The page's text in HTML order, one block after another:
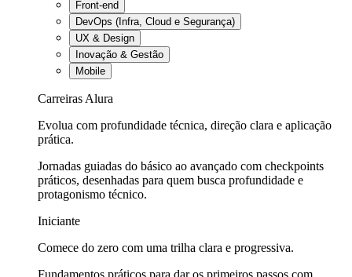
Front-end
DevOps (Infra, Cloud e Segurança)
UX & Design
Inovação & Gestão
Mobile
Carreiras Alura
Evolua com profundidade técnica, direção clara e aplicação
prática.
Jornadas guiadas do básico ao avançado com checkpoints
práticos, desenhadas para quem busca profundidade e
protagonismo técnico.
Iniciante
Comece do zero com uma trilha clara e progressiva.